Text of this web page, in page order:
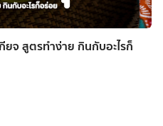
จ สูตรทำง่าย กินกับอะไรก็